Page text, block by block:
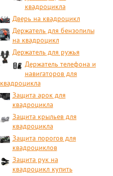
квадроцикла
Дверь на квадроцикл
Держатель для бензопилы
на квадроцикл
Держатель для ружья
Держатель телефона и
навигаторов для
квадроцикла
Защита арок для
квадроцикла
Защита крыльев для
квадроцикла
Защита порогов для
квадроциклов
Защита рук на
квадроцикл купить